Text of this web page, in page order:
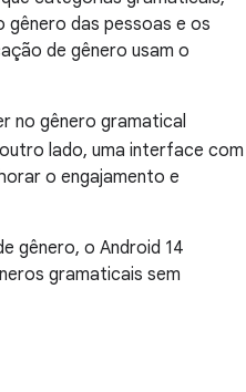
das pessoas e os
de gênero usam o
no gênero gramatical
lado, uma interface com
o engajamento e
gênero, o Android 14
gramaticais sem